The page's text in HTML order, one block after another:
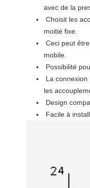
avec de la
Choisit les
moitié fixe.
Ceci peut
mobile.
Possibilité
La
les
Design
Facile à